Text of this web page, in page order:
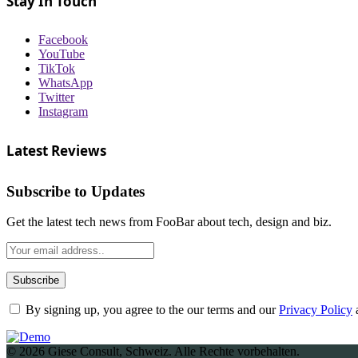
Facebook
YouTube
TikTok
WhatsApp
Twitter
Instagram
Latest Reviews
Subscribe to Updates
Get the latest tech news from FooBar about tech, design and biz.
By signing up, you agree to the our terms and ourPrivacy Policy
© 2026 Giese Consult, Schweiz. Alle Rechte vorbehalten.